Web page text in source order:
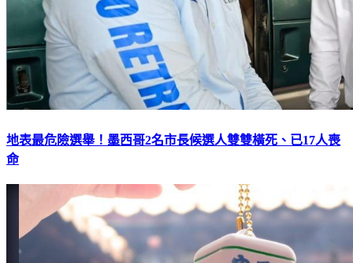
地表最危險選舉！墨西哥2名市長候選人雙雙橫死、已17人喪
命